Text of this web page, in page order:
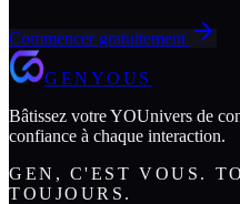
Commencer gratuitement
GENYOUS
Bâtissez votre YOUnivers de
confiance à chaque interaction.
GEN, C'EST VOUS.
TOUJOURS.